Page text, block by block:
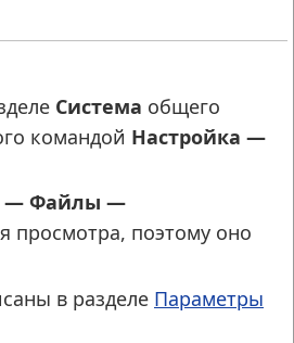
Система общего
командой Настройка —
— Файлы —
просмотра, поэтому оно
в разделе Параметры